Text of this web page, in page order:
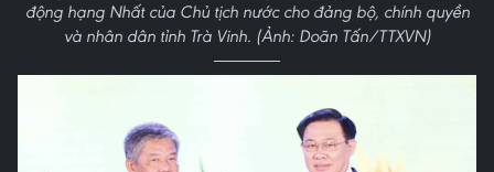
động hạng Nhất của Chủ tịch nước cho đảng bộ, chính quyền
và nhân dân tỉnh Trà Vinh. (Ảnh: Doãn Tấn/TTXVN)